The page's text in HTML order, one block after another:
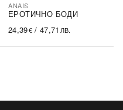
ANAIS
ЕРОТИЧНО БОДИ
24,39€/ 47,71 ЛВ.